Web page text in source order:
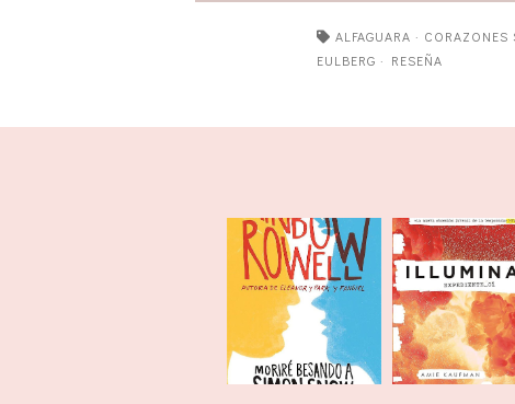
ALFAGUARA · CORAZONES
EULBERG · RESEÑA
Moriré besando a
Simon Snow
Illuminae